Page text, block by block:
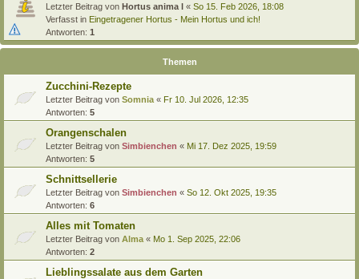
Letzter Beitrag von Hortus anima l « So 15. Feb 2026, 18:08
Verfasst in Eingetragener Hortus - Mein Hortus und ich!
Antworten: 1
Themen
Zucchini-Rezepte
Letzter Beitrag von Somnia « Fr 10. Jul 2026, 12:35
Antworten: 5
Orangenschalen
Letzter Beitrag von Simbienchen « Mi 17. Dez 2025, 19:59
Antworten: 5
Schnittsellerie
Letzter Beitrag von Simbienchen « So 12. Okt 2025, 19:35
Antworten: 6
Alles mit Tomaten
Letzter Beitrag von Alma « Mo 1. Sep 2025, 22:06
Antworten: 2
Lieblingssalate aus dem Garten